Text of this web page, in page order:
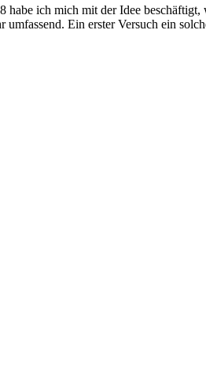
ich mich mit der Idee
Ein erster Versuch ein